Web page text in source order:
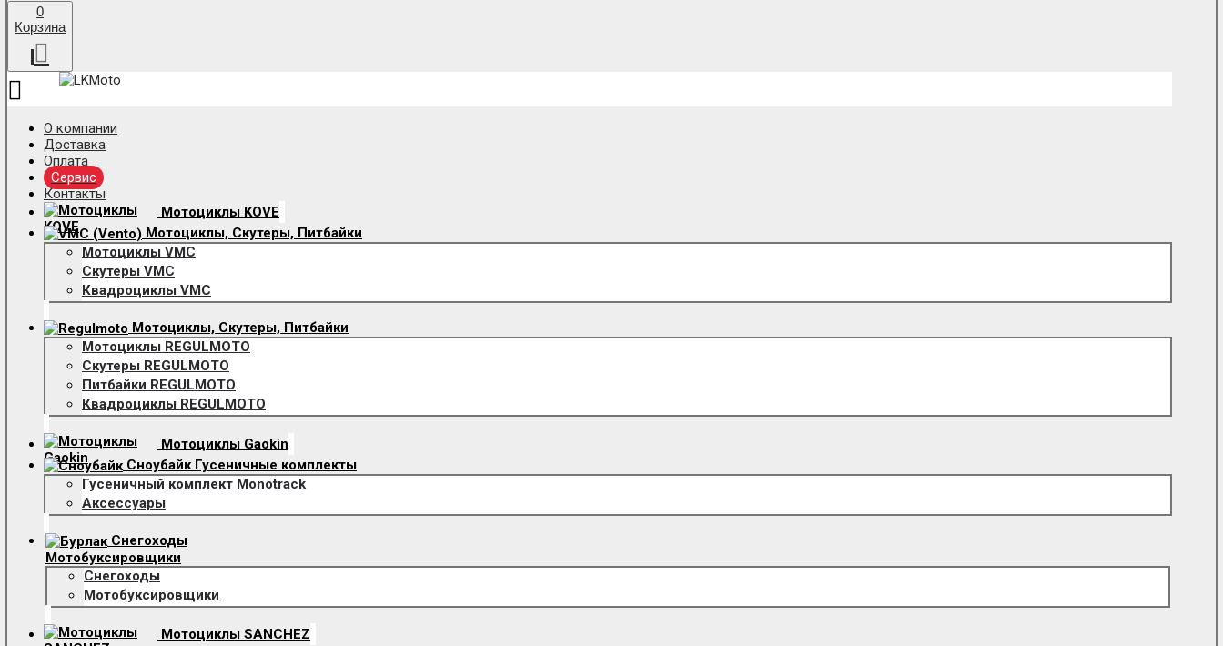
0
Корзина
О компании
Доставка
Оплата
Сервис
Контакты
Мотоциклы KOVE
Мотоциклы, Скутеры, Питбайки
Мотоциклы VMC
Скутеры VMC
Квадроциклы VMC
Мотоциклы, Скутеры, Питбайки
Мотоциклы REGULMOTO
Скутеры REGULMOTO
Питбайки REGULMOTO
Квадроциклы REGULMOTO
Мотоциклы Gaokin
Сноубайк Гусеничные комплекты
Гусеничный комплект Monotrack
Аксессуары
Снегоходы
Мотобуксировщики
Снегоходы
Мотобуксировщики
Мотоциклы SANCHEZ